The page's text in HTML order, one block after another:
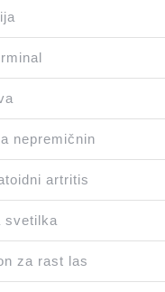
nepremičnin
artritis
svetilka
za rast las